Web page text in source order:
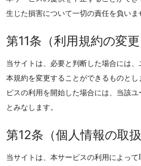
生じた損害について一切の責任を負いま
第11条（利用規約の変更
当サイトは、必要と判断した場合には
本規約を変更することができるものと
ビスの利用を開始した場合には、当該
とみなします。
第12条（個人情報の取扱
当サイトは、本サービスの利用によっ